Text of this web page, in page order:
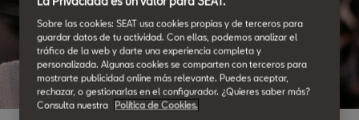
Sobre las cookies: SEAT usa cookies propias y de terceros para
guardar datos de tu actividad. Con ellas, podemos analizar el
tráfico de la web y darte una experiencia completa y
personalizada. Algunas cookies se comparten con terceros para
mostrarte publicidad online más relevante. Puedes aceptar,
rechazar, o gestionarlas en el configurador. ¿Quieres saber más?
Consulta nuestra
Política de Cookies.